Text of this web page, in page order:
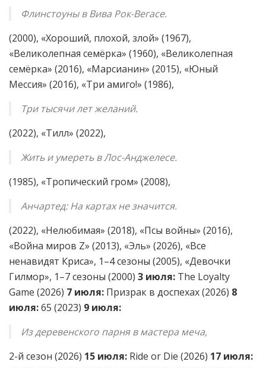
Флинстоуны в Вива Рок-Вегасе.
(2000), «Хороший, плохой, злой» (1967),
«Великолепная семёрка» (1960), «Великолепная
семёрка» (2016), «Марсианин» (2015), «Юный
Мессия» (2016), «Три амиго!» (1986),
Три тысячи лет желаний.
(2022), «Тилл» (2022),
Жить и умереть в Лос-Анджелесе.
(1985), «Тропический гром» (2008),
Анчартед: На картах не значится.
(2022), «Нелюбимая» (2018), «Псы войны» (2016),
«Война миров Z» (2013), «Эль» (2026), «Все
ненавидят Криса», 1–4 сезоны (2005), «Девочки
Гилмор», 1–7 сезоны (2000) 3 июля: The Loyalty
Game (2026) 7 июля: Призрак в доспехах (2026) 8
июля:65 (2023) 9 июля:
Из деревенского парня в мастера меча,
2-й сезон (2026) 15 июля: Ride or Die (2026) 17 июля: